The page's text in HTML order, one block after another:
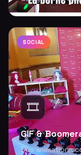
SOCIAL
🎞️
GIF &
Des animations